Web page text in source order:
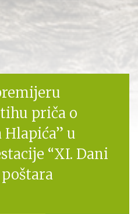
priča o
u
“XI. Dani